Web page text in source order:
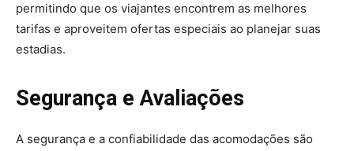
permitindo que os viajantes encontrem as melhores
tarifas e aproveitem ofertas especiais ao planejar suas
estadias.
Segurança e Avaliações
A segurança e a confiabilidade das acomodações são